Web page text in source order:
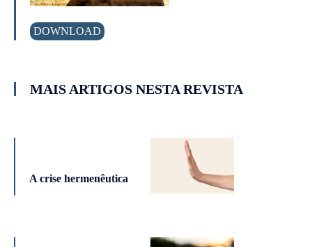
DOWNLOAD
MAIS ARTIGOS NESTA REVISTA
A crise hermenêutica